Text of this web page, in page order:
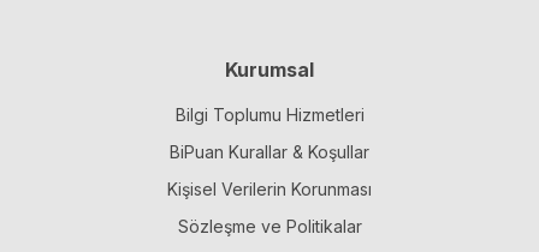
Kurumsal
Bilgi Toplumu Hizmetleri
BiPuan Kurallar & Koşullar
Kişisel Verilerin Korunması
Sözleşme ve Politikalar